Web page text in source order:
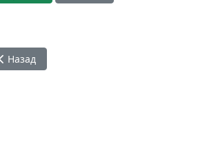
О ПОЛЬЗЕ И ВРЕДЕ
Назад